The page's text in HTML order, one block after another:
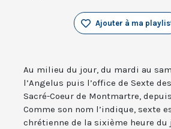
Ajouter à ma
Au milieu du jour, du mardi au
l’Angelus puis l’office de Sexte
Sacré-Coeur de Montmartre,
Comme son nom l’indique, sexte
chrétienne de la sixième heure du